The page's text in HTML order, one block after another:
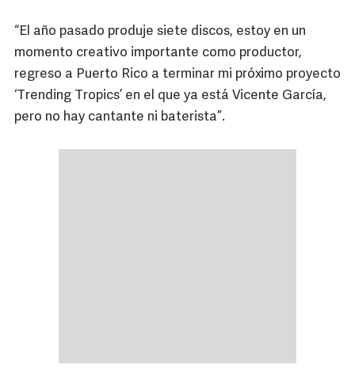
“El año pasado produje siete discos, estoy en un
momento creativo importante como productor,
regreso a Puerto Rico a terminar mi próximo proyecto
‘Trending Tropics’ en el que ya está Vicente García,
pero no hay cantante ni baterista”.